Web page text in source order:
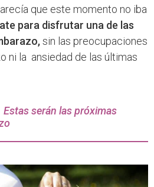
que este momento no iba
para disfrutar una de las
sin las preocupaciones
ni la ansiedad de las últimas
Estas serán las próximas